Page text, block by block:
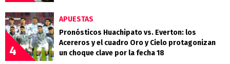
4
APUESTAS
Pronósticos Huachipato vs. Everton: los
Acereros y el cuadro Oro y Cielo protagonizan
un choque clave por la fecha 18